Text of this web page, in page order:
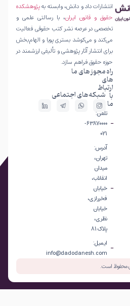
انتشارات داد و دانش، وابسته بهپژوهشکده
حقوق و قانون ایران، با رسالتی علمی و
تخصصی در عرصه نشر کتب حقوقی فعالیت
می‌کند و می‌کوشد بستری پویا و الهام‌بخش
برای انتشار آثار پژوهشی و تألیفی ارزشمند در
حوزه حقوق فراهم سازد.
راه
های
ارتباط
با
ما
تلفن:
63870000-
021
آدرس:
تهران،
میدان
انقلاب،
خیابان
فخررازی،
خیابان
نظری،
پلاک 81
ایمیل:
info@dadodanesh.com
مجوز های ما
شبکه‌های اجتماعی
محفوظ است.